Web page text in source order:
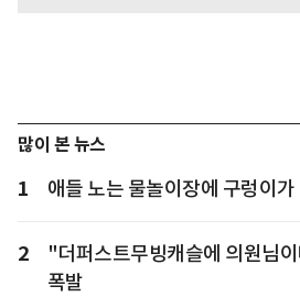
많이 본 뉴스
1 애들 노는 물놀이장에 구렁이
2
"더퍼스트무빙캐슬에 의원님
폭발